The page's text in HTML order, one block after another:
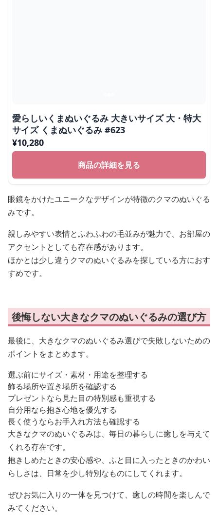
愛らしいくまぬいぐるみ 大きいサイズ 大・特大
サイズ くまぬいぐるみ #623
¥10,280
商品の詳細を見る
眼鏡をかけたユニークなデザインが特徴のクマのぬいぐる
みです。
親しみやすい表情とふわふわの毛並みが魅力で、お部屋の
アクセントとしても存在感があります。
ほかとは少し違うクマのぬいぐるみを探している方におす
すめです。
後悔しない大きなクマのぬいぐるみの選び方
最後に、大きなクマのぬいぐるみ選びで失敗しないための
ポイントをまとめます。
選ぶ前にサイズ・素材・用途を整理する
飾る場所や置き場所を確認する
プレゼントなら見た目の特別感も重視する
自分用なら抱き心地を優先する
長く使うならお手入れ方法も確認する
大きなクマのぬいぐるみは、毎日の暮らしに癒しを与えて
くれる存在です。
抱きしめたときの安心感や、ふと目に入ったときのかわい
らしさは、日常を少し特別なものにしてくれます。
ぜひお気に入りの一体を見つけて、癒しの時間を楽しんで
みてください。